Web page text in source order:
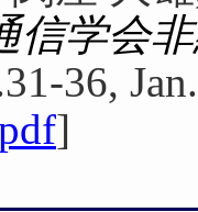
信学会
36,
]